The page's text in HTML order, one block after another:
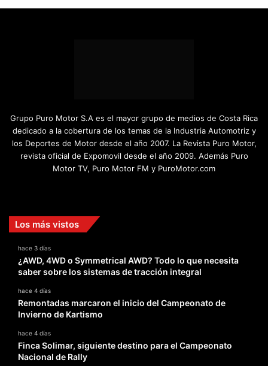
Grupo Puro Motor S.A es el mayor grupo de medios de Costa Rica
dedicado a la cobertura de los temas de la Industria Automotriz y
los Deportes de Motor desde el año 2007. La Revista Puro Motor,
revista oficial de Expomovil desde el año 2009. Además Puro
Motor TV, Puro Motor FM y PuroMotor.com
Los más vistos
hace 3 días
¿AWD, 4WD o Symmetrical AWD? Todo lo que necesita
saber sobre los sistemas de tracción integral
hace 4 días
Remontadas marcaron el inicio del Campeonato de
Invierno de Kartismo
hace 4 días
Finca Solimar, siguiente destino para el Campeonato
Nacional de Rally